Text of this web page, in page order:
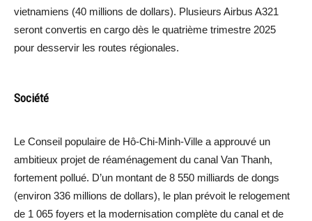
vietnamiens (40 millions de dollars). Plusieurs Airbus A321
seront convertis en cargo dès le quatrième trimestre 2025
pour desservir les routes régionales.
Société
Le Conseil populaire de Hô-Chi-Minh-Ville a approuvé un
ambitieux projet de réaménagement du canal Van Thanh,
fortement pollué. D’un montant de 8 550 milliards de dongs
(environ 336 millions de dollars), le plan prévoit le relogement
de 1 065 foyers et la modernisation complète du canal et de